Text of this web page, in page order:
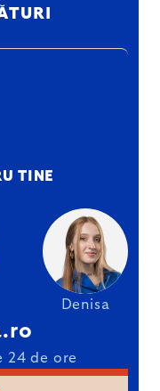
TINE
Denisa
24 de ore